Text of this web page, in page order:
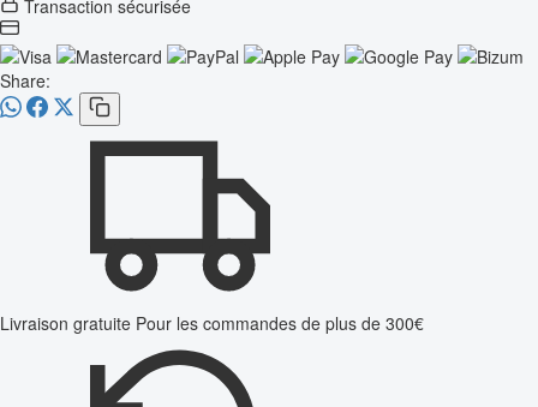
Transaction sécurisée
Share:
Livraison gratuite Pour les commandes de plus de 300€